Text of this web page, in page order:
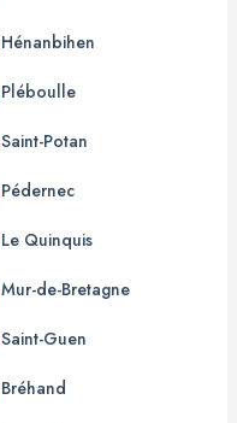
Hénanbihen
Pléboulle
Saint-Potan
Pédernec
Le Quinquis
Mur-de-Bretagne
Saint-Guen
Bréhand